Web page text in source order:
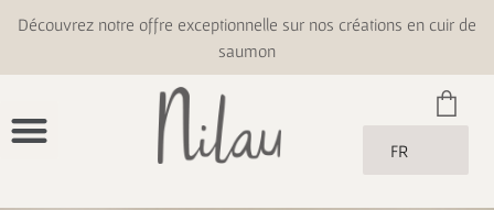
Découvrez notre offre exceptionnelle sur nos créations en cuir de
saumon
FR